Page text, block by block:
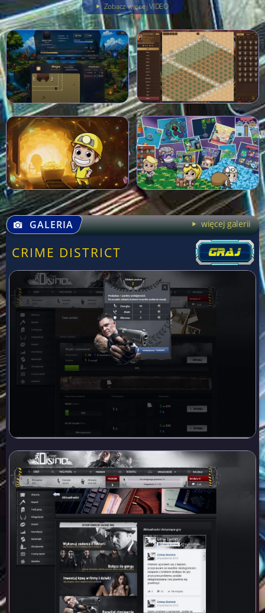
Zobacz więcej VIDEO
GALERIA więcej galerii
CRIME DISTRICT